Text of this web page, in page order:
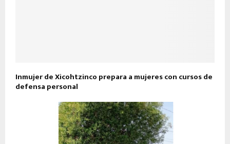
Inmujer de Xicohtzinco prepara a mujeres con cursos de
defensa personal